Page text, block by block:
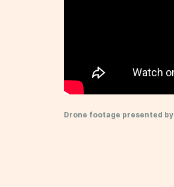
Drone footage presented by